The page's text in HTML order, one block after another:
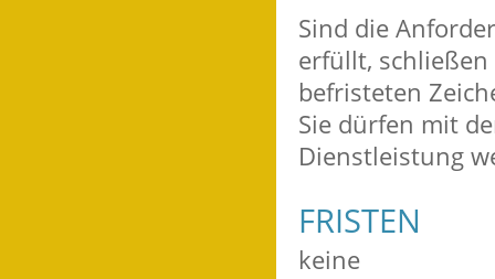
Sind die
erfüllt,
befristeten
Sie dürfen mit
Dienstleistung
FRISTEN
keine